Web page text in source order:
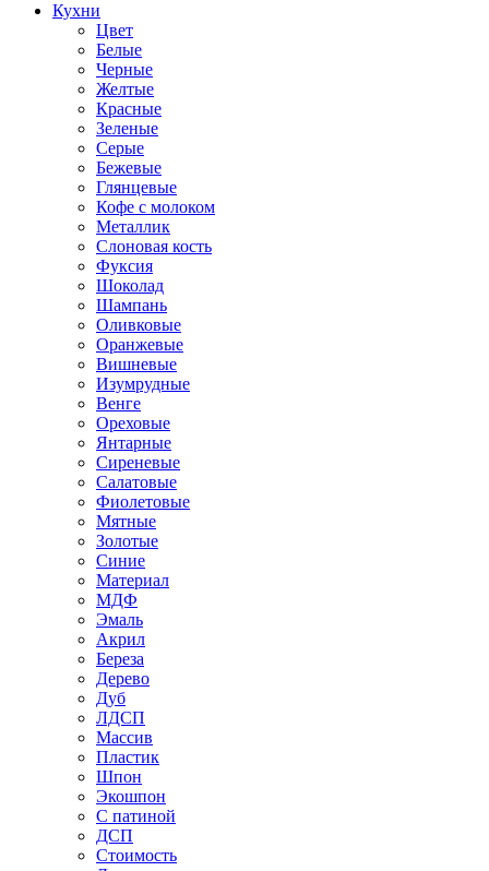
Кухни
Цвет
Белые
Черные
Желтые
Красные
Зеленые
Серые
Бежевые
Глянцевые
Кофе с молоком
Металлик
Слоновая кость
Фуксия
Шоколад
Шампань
Оливковые
Оранжевые
Вишневые
Изумрудные
Венге
Ореховые
Янтарные
Сиреневые
Салатовые
Фиолетовые
Мятные
Золотые
Синие
Материал
МДФ
Эмаль
Акрил
Береза
Дерево
Дуб
ЛДСП
Массив
Пластик
Шпон
Экошпон
С патиной
ДСП
Стоимость